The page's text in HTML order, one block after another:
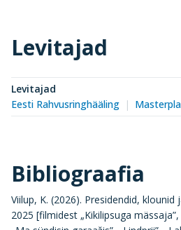
Levitajad
Levitajad
Eesti Rahvusringhääling
Bibliograafia
Viilup, K. (2026). Presidendid,
2025 [filmidest „Kikilipsuga